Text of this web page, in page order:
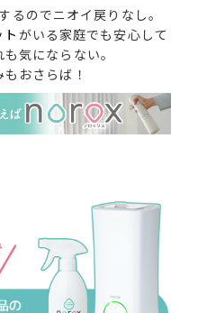
るのでニオイ戻りなし。
がいる家庭でも安心して
気にならない。
おさらば！